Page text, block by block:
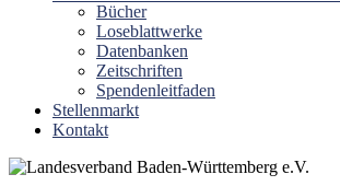
Bücher
Loseblattwerke
Datenbanken
Zeitschriften
Spendenleitfaden
Stellenmarkt
Kontakt